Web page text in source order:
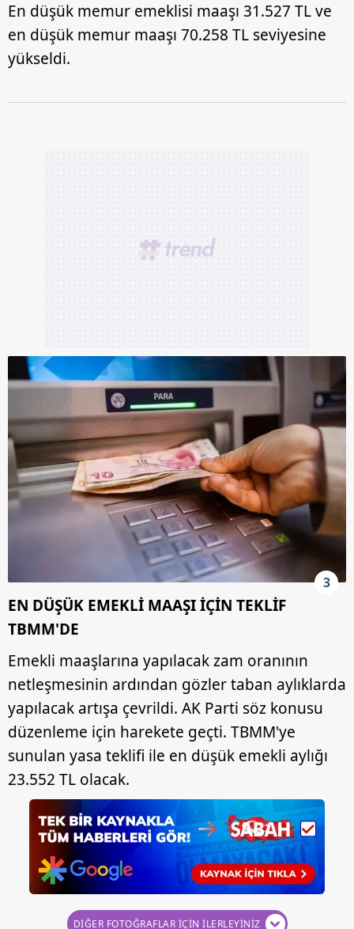
En düşük memur emeklisi maaşı 31.527 TL ve
en düşük memur maaşı 70.258 TL seviyesine
yükseldi.
3
EN DÜŞÜK EMEKLİ MAAŞI İÇİN TEKLİF
TBMM'DE
Emekli maaşlarına yapılacak zam oranının
netleşmesinin ardından gözler taban aylıklarda
yapılacak artışa çevrildi. AK Parti söz konusu
düzenleme için harekete geçti. TBMM'ye
sunulan yasa teklifi ile en düşük emekli aylığı
23.552 TL olacak.
DİĞER FOTOĞRAFLAR İÇİN İLERLEYİNİZ